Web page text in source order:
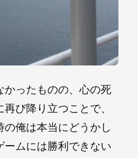
かったものの、心の死
び降り立つことで、
俺は本当にどうかし
ムには勝利できない